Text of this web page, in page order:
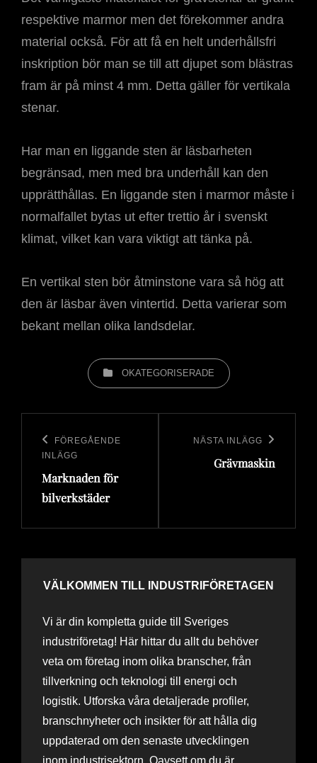
respektive marmor men det förekommer andra
material också. För att få en helt underhållsfri
inskription bör man se till att djupet som blästras
fram är på minst 4 mm. Detta gäller för vertikala
stenar.
Har man en liggande sten är läsbarheten
begränsad, men med bra underhåll kan den
upprätthållas. En liggande sten i marmor måste i
normalfallet bytas ut efter trettio år i svenskt
klimat, vilket kan vara viktigt att tänka på.
En vertikal sten bör åtminstone vara så hög att
den är läsbar även vintertid. Detta varierar som
bekant mellan olika landsdelar.
KATEGORIER
OKATEGORISERADE
Föregående
FÖREGÅENDE
INLÄGG
Marknaden för
bilverkstäder
Nästa
NÄSTA INLÄGG
Grävmaskin
VÄLKOMMEN TILL INDUSTRIFÖRETAGEN
Vi är din kompletta guide till Sveriges
industriföretag! Här hittar du allt du behöver
veta om företag inom olika branscher, från
tillverkning och teknologi till energi och
logistik. Utforska våra detaljerade profiler,
branschnyheter och insikter för att hålla dig
uppdaterad om den senaste utvecklingen
inom industrisektorn. Oavsett om du är